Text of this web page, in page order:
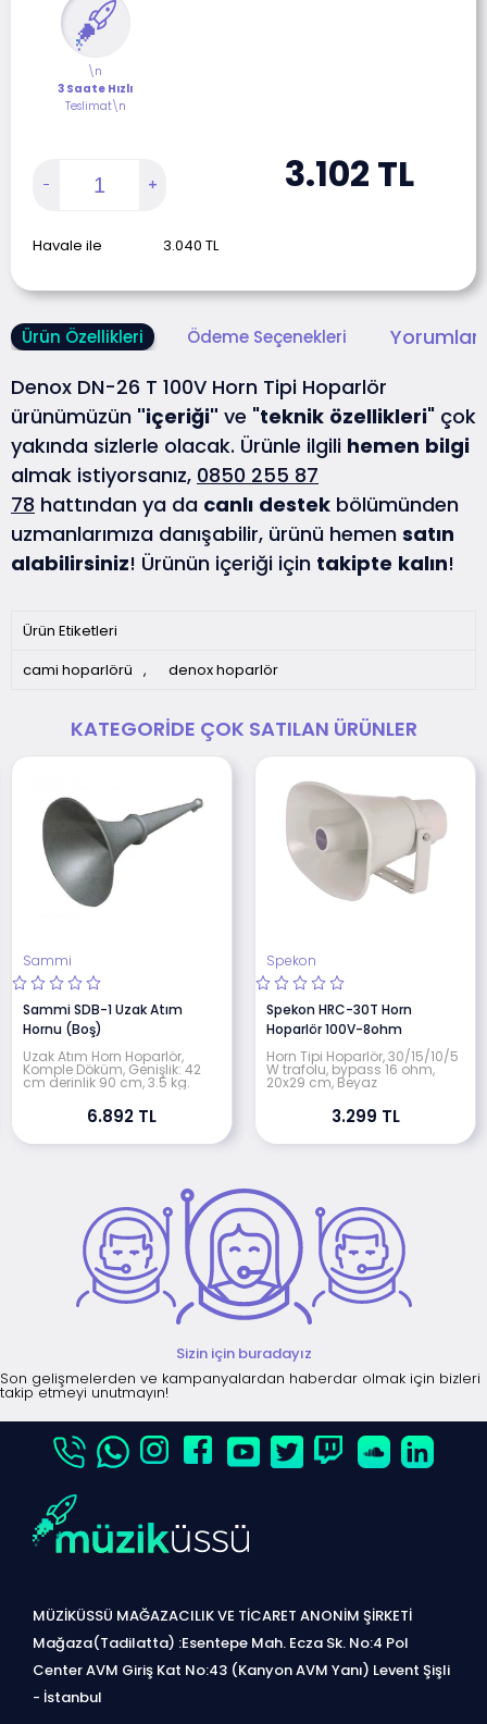
\n
3 Saate Hızlı
Teslimat\n
3.102 TL
Havale ile 3.040 TL
Ürün Özellikleri Ödeme Seçenekleri
Denox DN-26 T 100V Horn Tipi Hoparlör
ürünümüzün "içeriği" ve "teknik özellikleri" çok
yakında sizlerle olacak. Ürünle ilgili hemen bilgi
almak istiyorsanız, 0850 255 87
78 hattından ya da canlı destek bölümünden
uzmanlarımıza danışabilir, ürünü hemen satın
alabilirsiniz! Ürünün içeriği için takipte kalın!
Ürün Etiketleri
cami hoparlörü , denox hoparlör
KATEGORIDE ÇOK SATILAN ÜRÜNLER
Sammi
Sammi SDB-1 Uzak Atım
Hornu (Boş)
Uzak Atım Horn Hoparlör,
Komple Döküm, Genişlik: 42
cm derinlik 90 cm, 3.5 kg.
6.892 TL
Spekon
Spekon HRC-30T Horn
Hoparlör 100V-8ohm
Horn Tipi Hoparlör, 30/15/10/5
W trafolu, bypass 16 ohm,
20x29 cm, Beyaz
3.299 TL
Sizin için buradayız
Son gelişmelerden ve kampanyalardan haberdar olmak için bizleri
takip etmeyi unutmayın!
MÜZİKÜSSÜ MAĞAZACILIK VE TİCARET ANONİM ŞİRKETİ
Mağaza(Tadilatta) :Esentepe Mah. Ecza Sk. No:4 Pol
Center AVM Giriş Kat No:43 (Kanyon AVM Yanı) Levent Şişli
- İstanbul